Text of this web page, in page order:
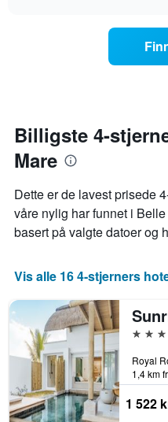
gjennomsnittsprisen
på
et
denne
helgen
funnet
de
3
oppholdet
Diagrammets
1
X-
viser
antall
dager
Diagrammets
akse
viser
gjennomsnittsprisen
på
et
rom
Billigste 4-
Mare
Dette er de lavest prisede
våre nylig har funnet i
basert på valgte datoer og
Vis alle 16 4-stjerners
4
1,4 km
1 522